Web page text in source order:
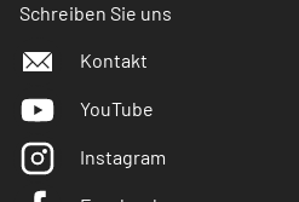
Schreiben Sie uns
Kontakt
YouTube
Instagram